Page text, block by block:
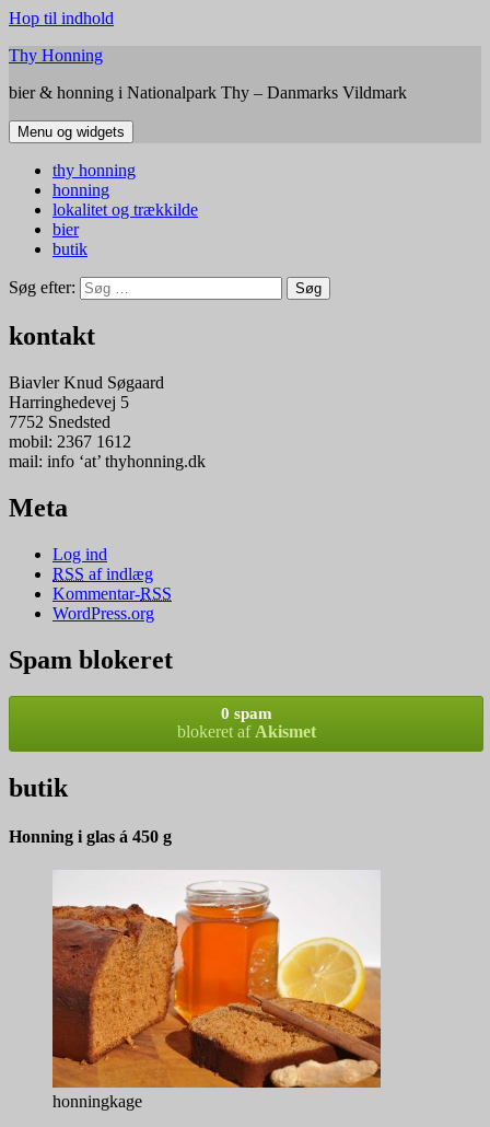
Hop til indhold
Thy Honning
bier & honning i Nationalpark Thy – Danmarks Vildmark
Menu og widgets
thy honning
honning
lokalitet og trækkilde
bier
butik
Søg efter:
kontakt
Biavler Knud Søgaard
Harringhedevej 5
7752 Snedsted
mobil: 2367 1612
mail: info ‘at’ thyhonning.dk
Meta
Log ind
RSS af indlæg
Kommentar-RSS
WordPress.org
Spam blokeret
0 spam
blokeret afAkismet
butik
Honning i glas á 450 g
honningkage